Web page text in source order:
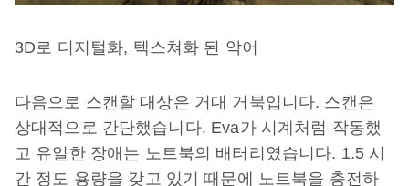
3D로 디지털화, 텍스쳐화 된 악어
다음으로 스캔할 대상은 거대 거북입니다. 스캔은
상대적으로 간단했습니다. Eva가 시계처럼 작동했
고 유일한 장애는 노트북의 배터리였습니다. 1.5 시
간 정도 용량을 갖고 있기 때문에 노트북을 충전하